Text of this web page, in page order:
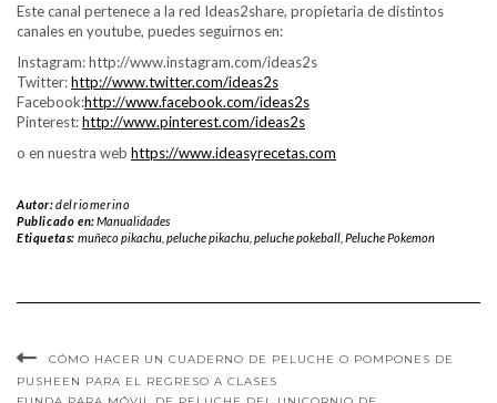
Este canal pertenece a la red Ideas2share, propietaria de distintos
canales en youtube, puedes seguirnos en:
Instagram: http://www.instagram.com/ideas2s
Twitter:http://www.twitter.com/ideas2s
Facebook:http://www.facebook.com/ideas2s
Pinterest:http://www.pinterest.com/ideas2s
o en nuestra web https://www.ideasyrecetas.com
Autor:delriomerino
Publicado en:Manualidades
Etiquetas: muñeco pikachu, peluche pikachu, peluche pokeball, Peluche Pokemon
CÓMO HACER UN CUADERNO DE PELUCHE O POMPONES DE
PUSHEEN PARA EL REGRESO A CLASES